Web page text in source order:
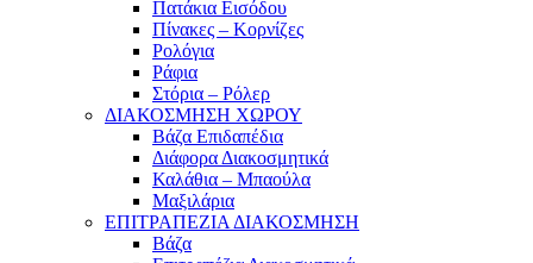
Πατάκια Εισόδου
Πίνακες – Κορνίζες
Ρολόγια
Ράφια
Στόρια – Ρόλερ
ΔΙΑΚΟΣΜΗΣΗ ΧΩΡΟΥ
Βάζα Επιδαπέδια
Διάφορα Διακοσμητικά
Καλάθια – Μπαούλα
Μαξιλάρια
ΕΠΙΤΡΑΠΕΖΙΑ ΔΙΑΚΟΣΜΗΣΗ
Βάζα